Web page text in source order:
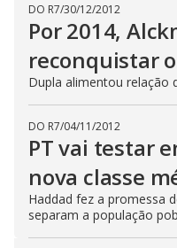
DO R7/30/12/2012
Por 2014,
reconquistar
Dupla alimentou relação
DO R7/04/11/2012
PT vai testar
nova classe
Haddad fez a promessa
separam a população